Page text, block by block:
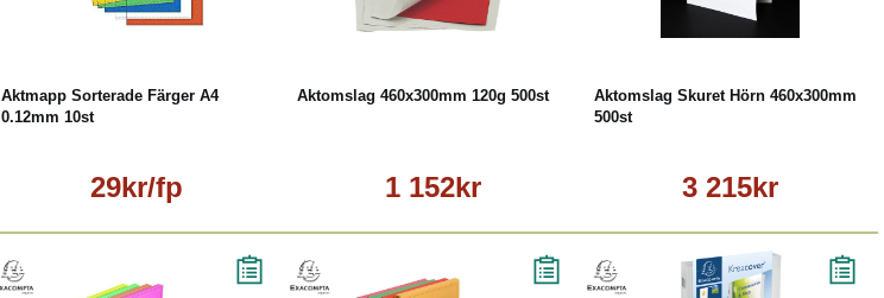
Aktmapp Sorterade Färger A4
0.12mm 10st
29kr/fp
Läs mer
Aktomslag 460x300mm 120g 500st
1 152kr
Köp Läs mer
Aktomslag Skuret Hörn 460x300mm
500st
3 215kr